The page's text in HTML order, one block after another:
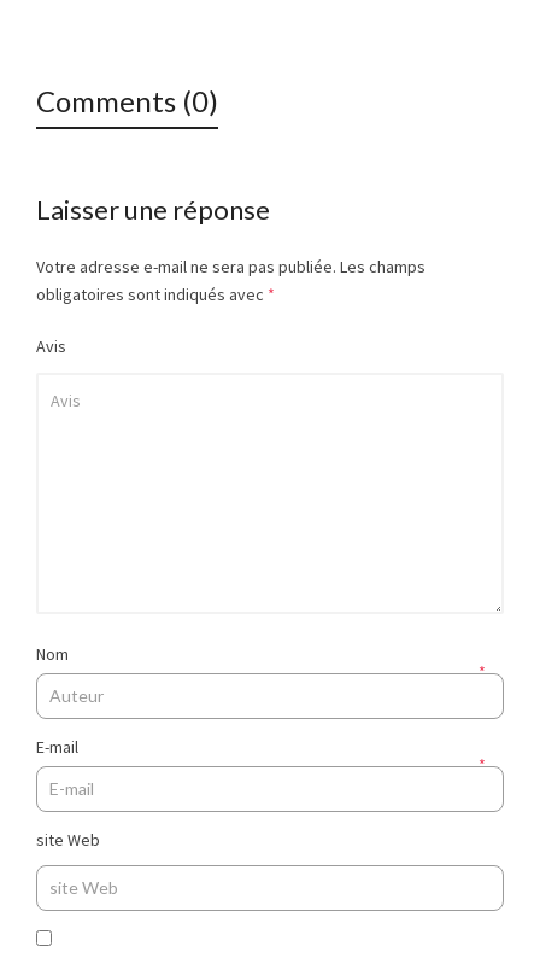
Comments (0)
Laisser une réponse
Votre adresse e-mail ne sera pas publiée. Les champs
obligatoires sont indiqués avec *
Avis
Nom
*
E-mail
*
site Web